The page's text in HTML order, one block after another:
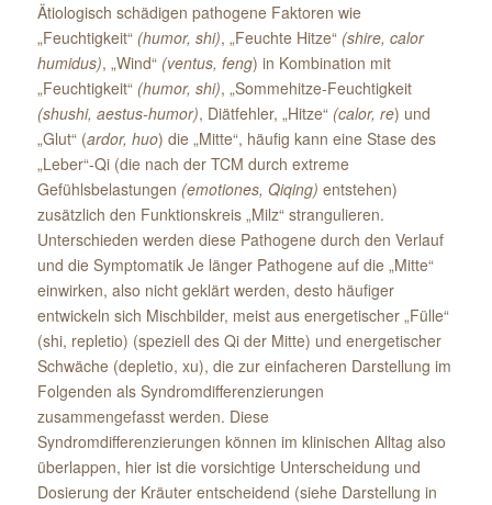
Ätiologisch schädigen pathogene Faktoren wie
„Feuchtigkeit“ (humor, shi), „Feuchte Hitze“ (shire, calor
humidus), „Wind“ (ventus, feng) in Kombination mit
„Feuchtigkeit“ (humor, shi), „Sommehitze-Feuchtigkeit
(shushi, aestus-humor), Diätfehler, „Hitze“ (calor, re) und
„Glut“ (ardor, huo) die „Mitte“, häufig kann eine Stase des
„Leber“-Qi (die nach der TCM durch extreme
Gefühlsbelastungen (emotiones, Qiqing) entstehen)
zusätzlich den Funktionskreis „Milz“ strangulieren.
Unterschieden werden diese Pathogene durch den Verlauf
und die Symptomatik Je länger Pathogene auf die „Mitte“
einwirken, also nicht geklärt werden, desto häufiger
entwickeln sich Mischbilder, meist aus energetischer „Fülle“
(shi, repletio) (speziell des Qi der Mitte) und energetischer
Schwäche (depletio, xu), die zur einfacheren Darstellung im
Folgenden als Syndromdifferenzierungen
zusammengefasst werden. Diese
Syndromdifferenzierungen können im klinischen Alltag also
überlappen, hier ist die vorsichtige Unterscheidung und
Dosierung der Kräuter entscheidend (siehe Darstellung in